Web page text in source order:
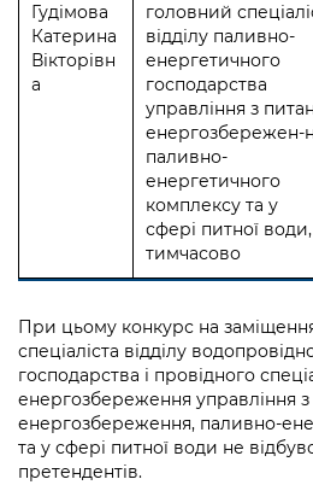
Гудімова
Катерина
Вікторівн
а
головний
відділу паливно-
енергетичного
господарства
управління з
енергозбережен-
паливно-
енергетичного
комплексу та у
сфері питної води,
тимчасово
При цьому конкурс на
спеціаліста відділу
господарства і провідного
енергозбереження управління
енергозбереження, паливно-
та у сфері питної води не
претендентів.